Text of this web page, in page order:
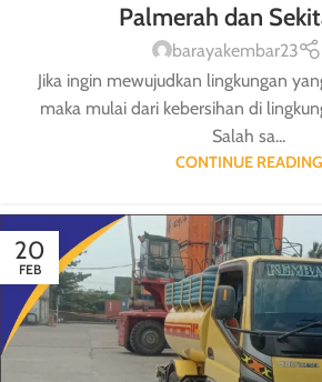
Palmerah dan
barayakembar23
Jika ingin mewujudkan lingkungan
maka mulai dari kebersihan di
Salah sa...
CONTINUE READING
20
FEB